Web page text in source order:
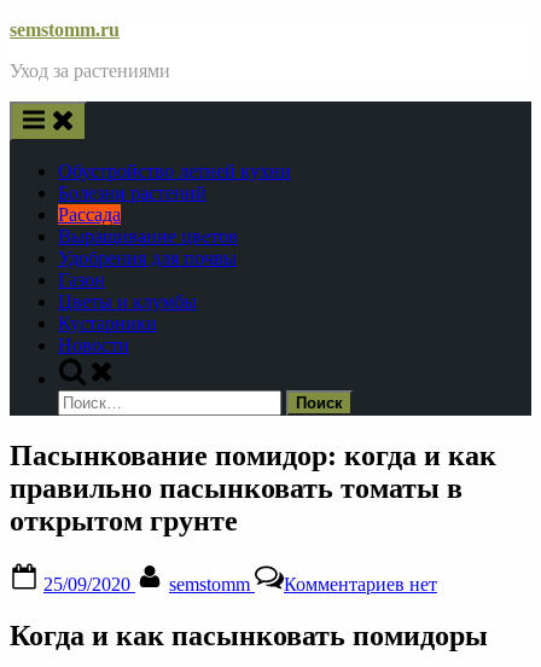
Skip
content
semstomm.ru
Уход за растениями
Обустройство летней кухни
Болезни растений
Рассада
Выращивание цветов
Удобрения для почвы
Газон
Цветы и клумбы
Кустарники
Новости
Toggle
search
form
Найти:
Пасынкование помидор: когда и как
правильно пасынковать томаты в
открытом грунте
on
25/09/2020 semstomm Комментариевзаписи
помидор:
нет
Когда и как пасынковать помидоры